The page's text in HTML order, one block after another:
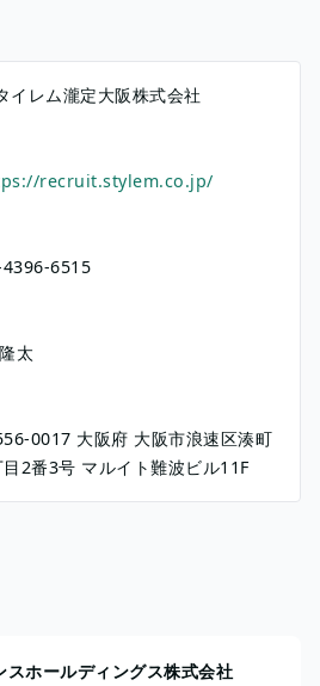
イレム瀧定大阪株式会社
recruit.stylem.co.jp/
6515
太
0017 大阪府 大阪市浪速区湊町
目2番3号 マルイト難波ビル11F
スホールディングス株式会社